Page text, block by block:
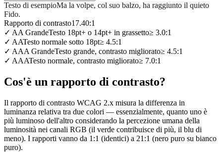
Testo di esempioMa la volpe, col suo balzo, ha raggiunto il quieto
Fido.
Rapporto di contrasto17.40:1
✓ AA GrandeTesto 18pt+ o 14pt+ in grassetto≥ 3.0:1
✓ AATesto normale sotto 18pt≥ 4.5:1
✓ AAA GrandeTesto grande, contrasto migliorato≥ 4.5:1
✓ AAATesto normale, contrasto migliorato≥ 7.0:1
Cos'è un rapporto di contrasto?
Il rapporto di contrasto WCAG 2.x misura la differenza in
luminanza relativa tra due colori — essenzialmente, quanto uno è
più luminoso dell'altro considerando la percezione umana della
luminosità nei canali RGB (il verde contribuisce di più, il blu di
meno). I rapporti vanno da 1:1 (identici) a 21:1 (nero puro su bianco
puro).